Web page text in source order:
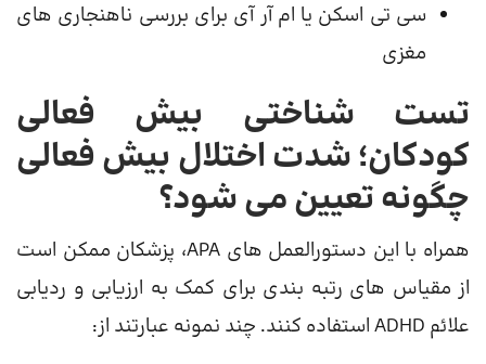
سی تی اسکن یا ام آر آی برای بررسی ناهنجاری های
مغزی
تست شناختی بیش فعالی
کودکان؛ شدت اختلال بیش فعالی
چگونه تعیین می شود؟
همراه با این دستورالعمل های APA، پزشکان ممکن است
از مقیاس های رتبه بندی برای کمک به ارزیابی و ردیابی
علائم ADHD استفاده کنند. چند نمونه عبارتند از: